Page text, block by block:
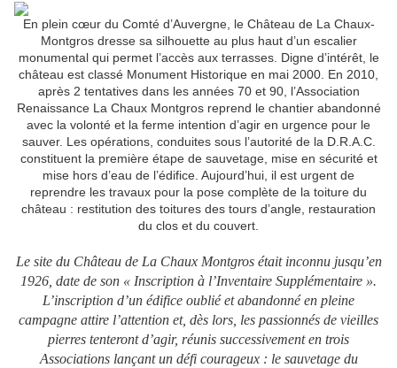
En plein cœur du Comté d’Auvergne, le Château de La Chaux-
Montgros dresse sa silhouette au plus haut d’un escalier
monumental qui permet l’accès aux terrasses. Digne d’intérêt, le
château est classé Monument Historique en mai 2000. En 2010,
après 2 tentatives dans les années 70 et 90, l’Association
Renaissance La Chaux Montgros reprend le chantier abandonné
avec la volonté et la ferme intention d’agir en urgence pour le
sauver. Les opérations, conduites sous l’autorité de la D.R.A.C.
constituent la première étape de sauvetage, mise en sécurité et
mise hors d’eau de l’édifice. Aujourd’hui, il est urgent de
reprendre les travaux pour la pose complète de la toiture du
château : restitution des toitures des tours d’angle, restauration
du clos et du couvert.
Le site du Château de La Chaux Montgros était inconnu jusqu’en
1926, date de son « Inscription à l’Inventaire Supplémentaire ».
L’inscription d’un édifice oublié et abandonné en pleine
campagne attire l’attention et, dès lors, les passionnés de vieilles
pierres tenteront d’agir, réunis successivement en trois
Associations lançant un défi courageux : le sauvetage du